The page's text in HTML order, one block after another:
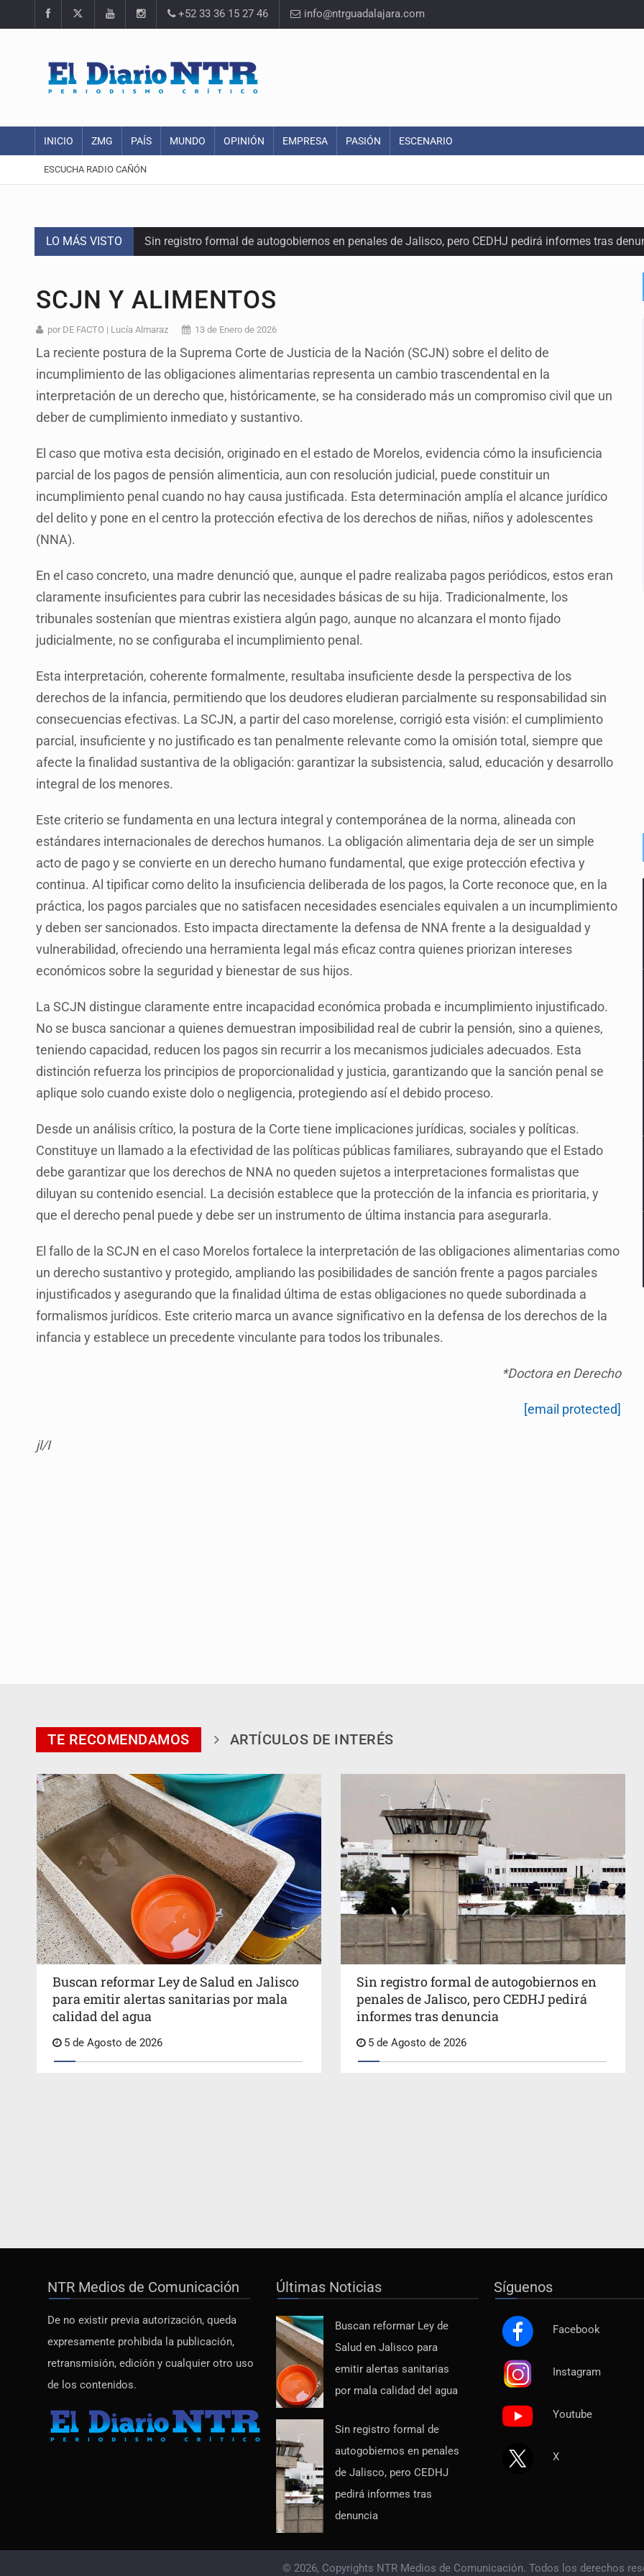
+52 33 36 15 27 46 info@ntrguadalajara.com
INICIO ZMG PAÍS MUNDO OPINIÓN EMPRESA PASIÓN ESCENARIO
ESCUCHA RADIO CAÑÓN
LO MÁS VISTO Sin registro formal de autogobiernos en penales de Jalisco, pero CEDHJ pedirá informes tras
Mujer resulta lesionada tras ataque de pitbull en Zapopan
Vinculan a pareja que extorsionaba con peluches para exigir 'cobro de piso'
Mueren cuatro personas por volcadura en San Miguel el Alto
Ken Salazar afirma que no tiene evidencia de vínculos entre el gobierno de México y el crimen
Sheinbaum se reúnen secretario de Estado del Vaticano
Parolin expresa respaldo a madres buscadoras
Buscan reformar Ley de Salud en Jalisco para emitir alertas sanitarias por mala calidad del agua
SCJN Y ALIMENTOS
por DE FACTO | Lucía Almaraz 13 de Enero de 2026
La reciente postura de la Suprema Corte de Justicia de la Nación (SCJN) sobre el delito de
incumplimiento de las obligaciones alimentarias representa un cambio trascendental en la
interpretación de un derecho que, históricamente, se ha considerado más un compromiso civil que un
deber de cumplimiento inmediato y sustantivo.
El caso que motiva esta decisión, originado en el estado de Morelos, evidencia cómo la insuficiencia
parcial de los pagos de pensión alimenticia, aun con resolución judicial, puede constituir un
incumplimiento penal cuando no hay causa justificada. Esta determinación amplía el alcance jurídico
del delito y pone en el centro la protección efectiva de los derechos de niñas, niños y adolescentes
(NNA).
En el caso concreto, una madre denunció que, aunque el padre realizaba pagos periódicos, estos eran
claramente insuficientes para cubrir las necesidades básicas de su hija. Tradicionalmente, los
tribunales sostenían que mientras existiera algún pago, aunque no alcanzara el monto fijado
judicialmente, no se configuraba el incumplimiento penal.
Esta interpretación, coherente formalmente, resultaba insuficiente desde la perspectiva de los
derechos de la infancia, permitiendo que los deudores eludieran parcialmente su responsabilidad sin
consecuencias efectivas. La SCJN, a partir del caso morelense, corrigió esta visión: el cumplimiento
parcial, insuficiente y no justificado es tan penalmente relevante como la omisión total, siempre que
afecte la finalidad sustantiva de la obligación: garantizar la subsistencia, salud, educación y desarrollo
integral de los menores.
Este criterio se fundamenta en una lectura integral y contemporánea de la norma, alineada con
estándares internacionales de derechos humanos. La obligación alimentaria deja de ser un simple
acto de pago y se convierte en un derecho humano fundamental, que exige protección efectiva y
continua. Al tipificar como delito la insuficiencia deliberada de los pagos, la Corte reconoce que, en la
práctica, los pagos parciales que no satisfacen necesidades esenciales equivalen a un incumplimiento
y deben ser sancionados. Esto impacta directamente la defensa de NNA frente a la desigualdad y
vulnerabilidad, ofreciendo una herramienta legal más eficaz contra quienes priorizan intereses
económicos sobre la seguridad y bienestar de sus hijos.
La SCJN distingue claramente entre incapacidad económica probada e incumplimiento injustificado.
No se busca sancionar a quienes demuestran imposibilidad real de cubrir la pensión, sino a quienes,
teniendo capacidad, reducen los pagos sin recurrir a los mecanismos judiciales adecuados. Esta
distinción refuerza los principios de proporcionalidad y justicia, garantizando que la sanción penal se
aplique solo cuando existe dolo o negligencia, protegiendo así el debido proceso.
Desde un análisis crítico, la postura de la Corte tiene implicaciones jurídicas, sociales y políticas.
Constituye un llamado a la efectividad de las políticas públicas familiares, subrayando que el Estado
debe garantizar que los derechos de NNA no queden sujetos a interpretaciones formalistas que
diluyan su contenido esencial. La decisión establece que la protección de la infancia es prioritaria, y
que el derecho penal puede y debe ser un instrumento de última instancia para asegurarla.
El fallo de la SCJN en el caso Morelos fortalece la interpretación de las obligaciones alimentarias como
un derecho sustantivo y protegido, ampliando las posibilidades de sanción frente a pagos parciales
injustificados y asegurando que la finalidad última de estas obligaciones no quede subordinada a
formalismos jurídicos. Este criterio marca un avance significativo en la defensa de los derechos de la
infancia y establece un precedente vinculante para todos los tribunales.
*Doctora en Derecho
[email protected]
jl/I
TE RECOMENDAMOS
Buscan reformar Ley de Salud en Jalisco
para emitir alertas sanitarias por mala
calidad del agua
5 de Agosto de 2026
Sin registro formal de autogobiernos en
penales de Jalisco, pero CEDHJ pedirá
informes tras denuncia
expresamente prohibida la publicación,
retransmisión, edición y cualquier otro uso
de los contenidos.
Salud en Jalisco para
emitir alertas sanitarias
por mala calidad del agua
autogobiernos en penales
de Jalisco, pero CEDHJ
pedirá informes tras
denuncia
© 2026, Copyrights NTR Medios de Comunicación. Todos los derechos